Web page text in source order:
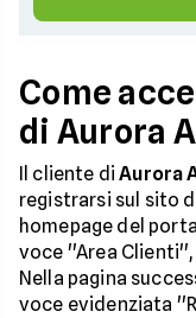
Come
di Aurora
Il cliente diAurora
registrarsi sul sito
homepage del
voce ''Area
Nella pagina
voce evidenziata